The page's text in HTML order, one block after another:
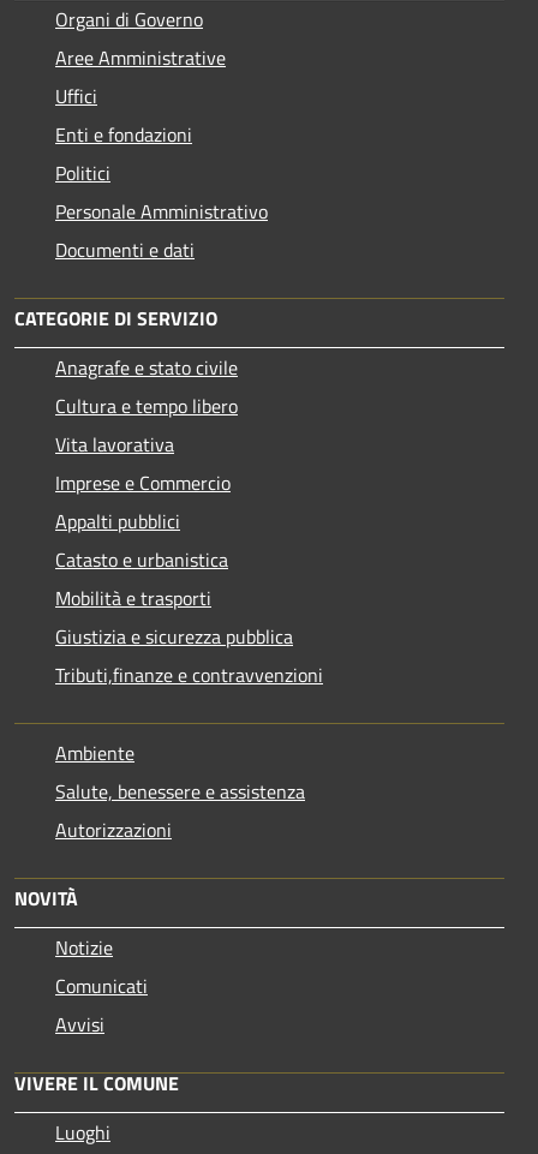
Organi di Governo
Aree Amministrative
Uffici
Enti e fondazioni
Politici
Personale Amministrativo
Documenti e dati
CATEGORIE DI SERVIZIO
Anagrafe e stato civile
Cultura e tempo libero
Vita lavorativa
Imprese e Commercio
Appalti pubblici
Catasto e urbanistica
Mobilità e trasporti
Giustizia e sicurezza pubblica
Tributi,finanze e contravvenzioni
Ambiente
Salute, benessere e assistenza
Autorizzazioni
NOVITÀ
Notizie
Comunicati
Avvisi
VIVERE IL COMUNE
Luoghi